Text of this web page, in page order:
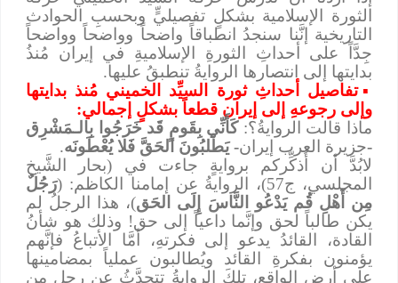
الثورة الإسلامية بشكلٍ تفصيليٍّ وبحسبِ الحوادث
التاريخية إنَّنا سنجدُ انطباقاً واضحاً وواضحاً وواضحاً
جِدَّاً على أحداثِ الثورةِ الإسلاميةِ في إيران مُنذُ
بدايتها إلى انتصارها الروايةُ تنطبقُ عليها.
تفاصيل أحداثِ ثورة السيِّد الخميني مُنذ بدايتها
وإلى رجوعهِ إلى إيران قطعاً بشكلٍ إجمالي:
ماذا قالت الروايةُ؟:كَأَنِّي بِقَومٍ قَد خَرَجُوا بِالـمَشْرِق
جزيرة العرب إيران- يَطْلبُونَ الحَقَّ فَلا يُعْطَونَه.
لابُدَّ أن أُذكِّركم بروايةٍ جاءت في (بحار الشَّيخ
المجلسي، ج57)، الروايةُ عن إمامنا الكاظم: (
رَجُلٌ
مِن أَهْلِ قُم يَدْعُو النَّاسَ إِلَى الحَق)، هذا الرجلُ لم
يكن طالباً لحق وإنَّما داعياً إلى حق! وذلك هو شأنُ
القادة، القائدُ يدعو إلى فكرتهِ، أمَّا الأتباعُ فإنَّهم
يؤمنون بفكرةِ القائد ويُطالبون عملياً بمضامينها
على أرض الواقع، تلكَ الروايةُ تتحدَّثُ عن رجلٍ من